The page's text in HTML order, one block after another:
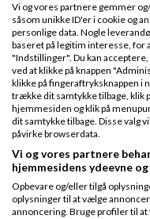
vare man får? Hvis
850 kroner værd, kan
Hvis man synes ens
tage intet for det!
Vi og vores partnere gemmer
såsom unikke ID'er i cookie og
personlige data. Nogle
baseret på legitim interesse, for
"Indstillinger". Du kan
ved at klikke på knappen
klikke på fingeraftryksknappen i
trække dit samtykke tilbage, klik
hjemmesiden og klik på
dit samtykke tilbage. Disse valg
påvirke browserdata.
Vi og vores partnere
hjemmesidens ydeevne
Opbevare og/eller tilgå
oplysninger til at vælge
annoncering. Bruge profiler til